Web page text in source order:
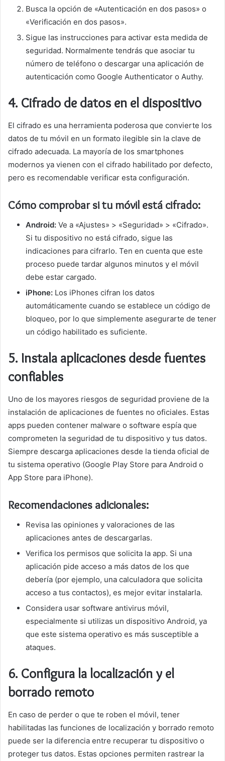
Busca la opción de «Autenticación en dos pasos» o
«Verificación en dos pasos».
Sigue las instrucciones para activar esta medida de
seguridad. Normalmente tendrás que asociar tu
número de teléfono o descargar una aplicación de
autenticación como Google Authenticator o Authy.
4. Cifrado de datos en el dispositivo
El cifrado es una herramienta poderosa que convierte los
datos de tu móvil en un formato ilegible sin la clave de
cifrado adecuada. La mayoría de los smartphones
modernos ya vienen con el cifrado habilitado por defecto,
pero es recomendable verificar esta configuración.
Cómo comprobar si tu móvil está cifrado:
Android: Ve a «Ajustes» > «Seguridad» > «Cifrado».
Si tu dispositivo no está cifrado, sigue las
indicaciones para cifrarlo. Ten en cuenta que este
proceso puede tardar algunos minutos y el móvil
debe estar cargado.
iPhone: Los iPhones cifran los datos
automáticamente cuando se establece un código de
bloqueo, por lo que simplemente asegurarte de tener
un código habilitado es suficiente.
5. Instala aplicaciones desde fuentes
confiables
Uno de los mayores riesgos de seguridad proviene de la
instalación de aplicaciones de fuentes no oficiales. Estas
apps pueden contener malware o software espía que
comprometen la seguridad de tu dispositivo y tus datos.
Siempre descarga aplicaciones desde la tienda oficial de
tu sistema operativo (Google Play Store para Android o
App Store para iPhone).
Recomendaciones adicionales:
Revisa las opiniones y valoraciones de las
aplicaciones antes de descargarlas.
Verifica los permisos que solicita la app. Si una
aplicación pide acceso a más datos de los que
debería (por ejemplo, una calculadora que solicita
acceso a tus contactos), es mejor evitar instalarla.
Considera usar software antivirus móvil,
especialmente si utilizas un dispositivo Android, ya
que este sistema operativo es más susceptible a
ataques.
6. Configura la localización y el
borrado remoto
En caso de perder o que te roben el móvil, tener
habilitadas las funciones de localización y borrado remoto
puede ser la diferencia entre recuperar tu dispositivo o
proteger tus datos. Estas opciones permiten rastrear la